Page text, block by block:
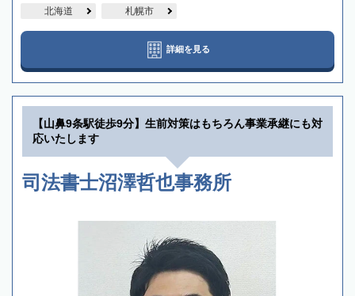
北海道 札幌市
詳細を見る
【山鼻9条駅徒歩9分】生前対策はもちろん事業承継にも対
応いたします
司法書士沼澤哲也事務所